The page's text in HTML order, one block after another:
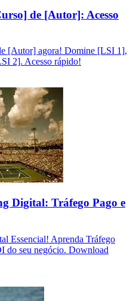
de [Autor]: Acesso
[Autor] agora! Domine [LSI 1],
2]. Acesso rápido!
Digital: Tráfego Pago e
Essencial! Aprenda Tráfego
do seu negócio. Download